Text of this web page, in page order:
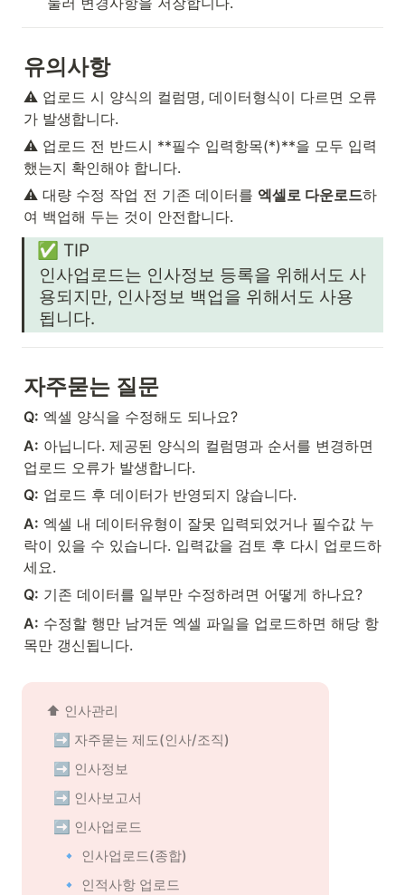
유의사항
⚠️ 업로드 시 양식의 컬럼명, 데이터형식이 다르면 오류
가 발생합니다.
⚠️ 업로드 전 반드시 **필수 입력항목(*)**을 모두 입력
했는지 확인해야 합니다.
⚠️ 대량 수정 작업 전 기존 데이터를 엑셀로 다운로드하
여 백업해 두는 것이 안전합니다.
✅ TIP
인사업로드는 인사정보 등록을 위해서도 사
용되지만, 인사정보 백업을 위해서도 사용
됩니다.
자주묻는 질문
Q: 엑셀 양식을 수정해도 되나요?
A: 아닙니다. 제공된 양식의 컬럼명과 순서를 변경하면
업로드 오류가 발생합니다.
Q: 업로드 후 데이터가 반영되지 않습니다.
A: 엑셀 내 데이터유형이 잘못 입력되었거나 필수값 누
락이 있을 수 있습니다. 입력값을 검토 후 다시 업로드하
세요.
Q: 기존 데이터를 일부만 수정하려면 어떻게 하나요?
A: 수정할 행만 남겨둔 엑셀 파일을 업로드하면 해당 항
목만 갱신됩니다.
⬆️ 인사관리
➡️ 자주묻는 제도(인사/조직)
➡️ 인사정보
➡️ 인사보고서
➡️ 인사업로드
🔹 인사업로드(종합)
🔹 인적사항 업로드